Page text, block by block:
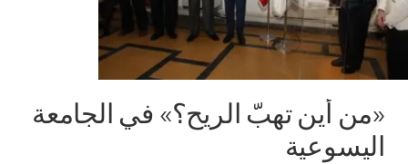
«من أين تهبّ الريح؟» في الجامعة
اليسوعية